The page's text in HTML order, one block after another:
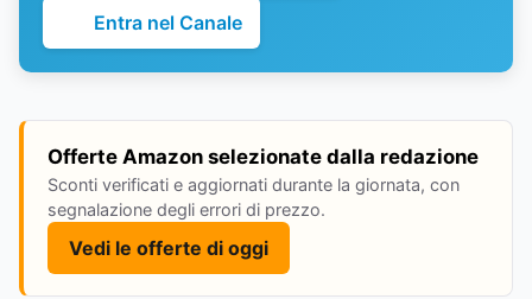
Entra nel Canale
Offerte Amazon selezionate dalla redazione
Sconti verificati e aggiornati durante la giornata, con
segnalazione degli errori di prezzo.
Vedi le offerte di oggi